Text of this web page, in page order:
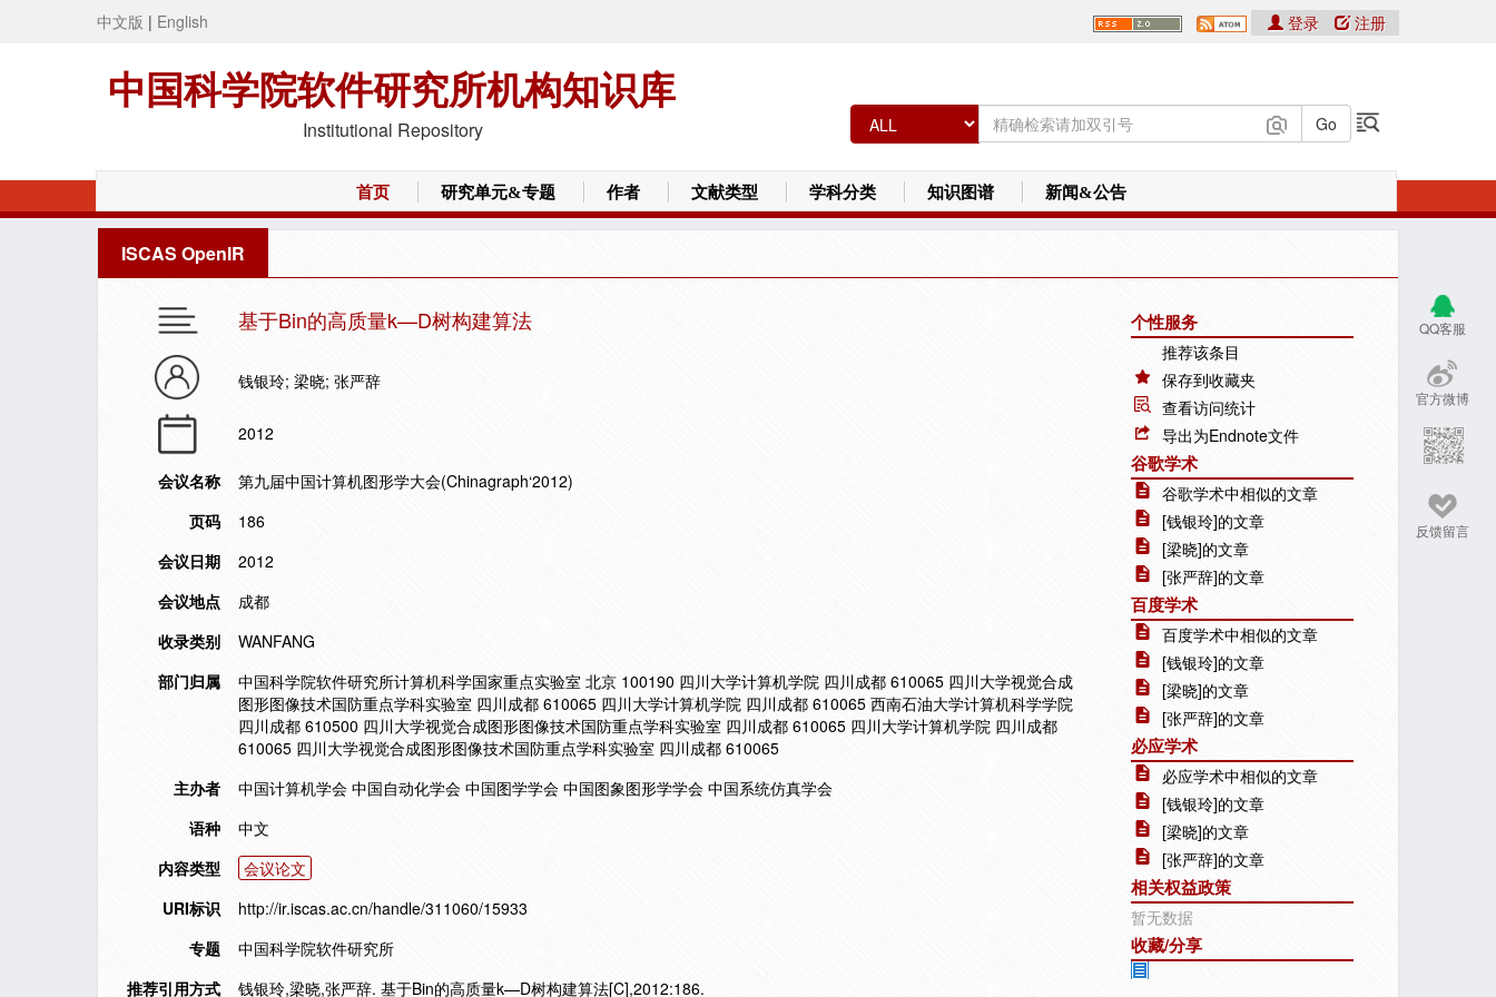
中文版 | English
中国科学院软件研究所机构知识库
Institutional Repository
登录 注册
首页 研究单元&专题 作者 文献类型 学科分类 知识图谱 新闻&公告
ISCAS OpenIR
QQ客服
官方微博
反馈留言
基于Bin的高质量k—D树构建算法
钱银玲; 梁晓; 张严辞
2012
会议名称
第九届中国计算机图形学大会(Chinagraph‘2012)
页码
186
会议日期
2012
会议地点
成都
收录类别
WANFANG
部门归属
中国科学院软件研究所计算机科学国家重点实验室 北京 100190 四川大学计算机学院 四川成都 610065 四川大学视觉合成
图形图像技术国防重点学科实验室 四川成都 610065 四川大学计算机学院 四川成都 610065 西南石油大学计算机科学学院
四川成都 610500 四川大学视觉合成图形图像技术国防重点学科实验室 四川成都 610065 四川大学计算机学院 四川成都
610065 四川大学视觉合成图形图像技术国防重点学科实验室 四川成都 610065
主办者
中国计算机学会 中国自动化学会 中国图学学会 中国图象图形学学会 中国系统仿真学会
语种
中文
内容类型
会议论文
URI标识
http://ir.iscas.ac.cn/handle/311060/15933
专题
中国科学院软件研究所
推荐引用方式
钱银玲,梁晓,张严辞. 基于Bin的高质量k—D树构建算法[C],2012:186.
个性服务
推荐该条目
保存到收藏夹
查看访问统计
导出为Endnote文件
谷歌学术
谷歌学术中相似的文章
[钱银玲]的文章
[梁晓]的文章
[张严辞]的文章
百度学术
百度学术中相似的文章
[钱银玲]的文章
[梁晓]的文章
[张严辞]的文章
必应学术
必应学术中相似的文章
[钱银玲]的文章
[梁晓]的文章
[张严辞]的文章
相关权益政策
暂无数据
收藏/分享